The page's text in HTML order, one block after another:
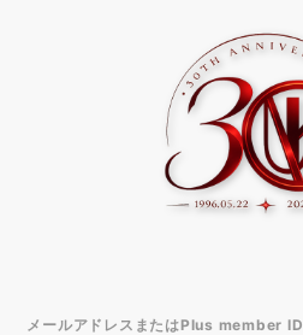
メールアドレスまたはPlus member ID